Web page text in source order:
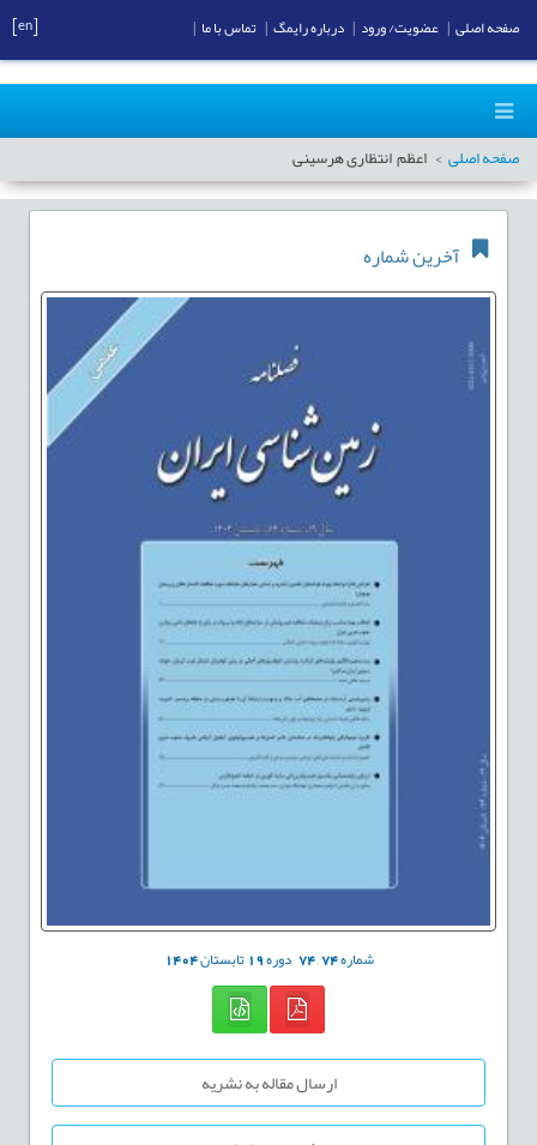
صفحه اصلی اعظم انتظاری هرسینی
آخرین شماره
شماره74
,
74 دوره19تابستان1404
ارسال مقاله به نشریه
صفحه اصلی عضویت/ ورود درباره رایمگ تماس با ما